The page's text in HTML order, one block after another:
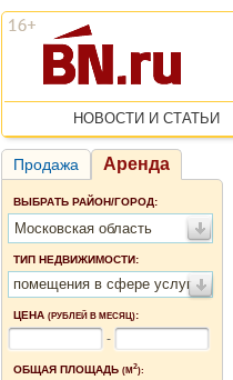
НОВОСТИ И СТАТЬИ
Продажа Аренда
ВЫБРАТЬ РАЙОН/ГОРОД:
Московская область
ТИП НЕДВИЖИМОСТИ:
помещения в сфере услуг
ЦЕНА (РУБЛЕЙ В МЕСЯЦ):
-
ОБЩАЯ ПЛОЩАДЬ (М2):